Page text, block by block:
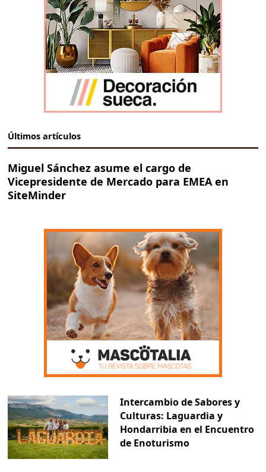
Últimos artículos
Miguel Sánchez asume el cargo de
Vicepresidente de Mercado para EMEA en
SiteMinder
Intercambio de Sabores y
Culturas: Laguardia y
Hondarribia en el Encuentro
de Enoturismo